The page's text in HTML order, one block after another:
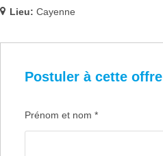
Lieu: Cayenne
Postuler à cette offre
Prénom et nom *